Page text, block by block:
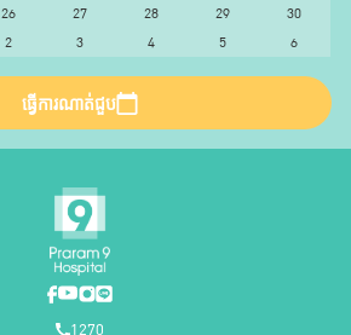
26 27 28 29
30
2 3 4 5 6
ធ្វើការណាត់ជួប